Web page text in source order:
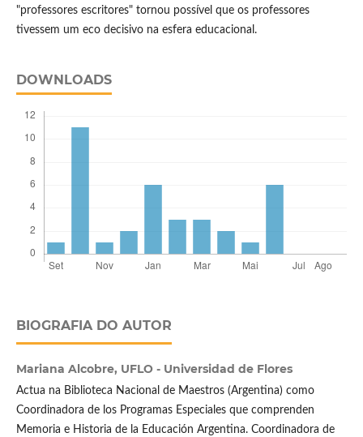
"professores escritores" tornou possível que os professores
tivessem um eco decisivo na esfera educacional.
DOWNLOADS
BIOGRAFIA DO AUTOR
Mariana Alcobre, UFLO - Universidad de Flores
Actua na Biblioteca Nacional de Maestros (Argentina) como
Coordinadora de los Programas Especiales que comprenden
Memoria e Historia de la Educación Argentina. Coordinadora de